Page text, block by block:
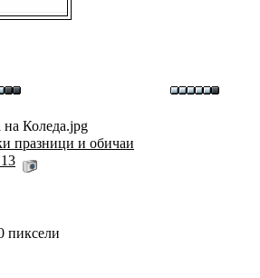
Коледа.jpg
празници и обичаи
пиксели